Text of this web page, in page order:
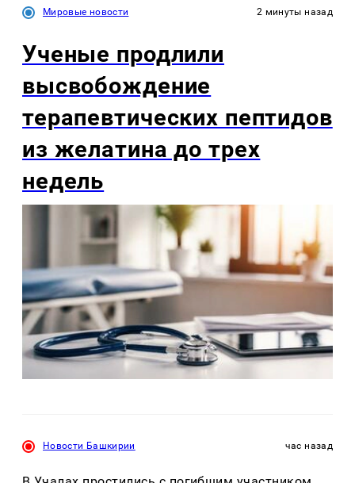
Мировые новости 2 минуты назад
Ученые продлили
высвобождение
терапевтических пептидов
из желатина до трех
недель
Новости Башкирии час назад